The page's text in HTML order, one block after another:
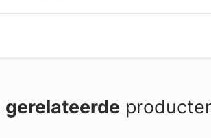
gerelateerde